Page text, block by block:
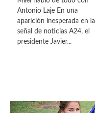
Antonio Laje En una
aparición inesperada en la
señal de noticias A24, el
presidente Javier...